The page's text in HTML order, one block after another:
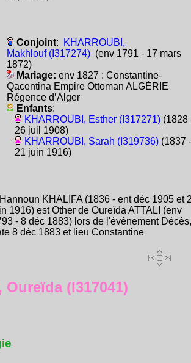
Conjoint:
KHARROUBI,
Makhlouf (I317274)(env 1791 - 17 mars
1872)
Mariage: env 1827 : Constantine-
Qacentina Empire Ottoman ALGÉRIE
Régence d’Alger
Enfants:
KHARROUBI, Esther (I317271)(1828
26 juil 1908)
KHARROUBI, Sarah (I319736)(1837 -
21 juin 1916)
KHALIFA (1836 - ent déc 1905 et
1916) est Other de Oureïda ATTALI (env
- 8 déc 1883) lors de l'évènement Décès,
8 déc 1883 et lieu Constantine
(I317041)